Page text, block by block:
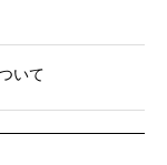
いて